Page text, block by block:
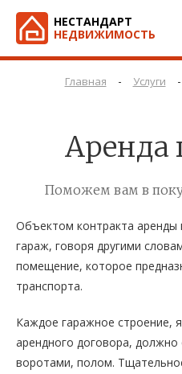
НЕСТАНДАРТ
НЕДВИЖИМОСТЬ
Главная - Услуги -
Аренда
Поможем вам в
Объектом контракта аренды
гараж, говоря другими
помещение, которое
транспорта.
Каждое гаражное строение,
арендного договора,
воротами, полом.